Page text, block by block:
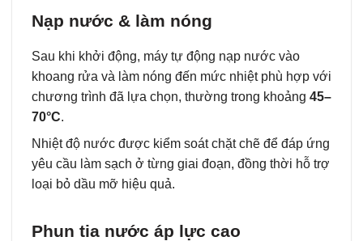
Nạp nước & làm nóng
Sau khi khởi động, máy tự động nạp nước vào
khoang rửa và làm nóng đến mức nhiệt phù hợp với
chương trình đã lựa chọn, thường trong khoảng 45–
70°C.
Nhiệt độ nước được kiểm soát chặt chẽ để đáp ứng
yêu cầu làm sạch ở từng giai đoạn, đồng thời hỗ trợ
loại bỏ dầu mỡ hiệu quả.
Phun tia nước áp lực cao